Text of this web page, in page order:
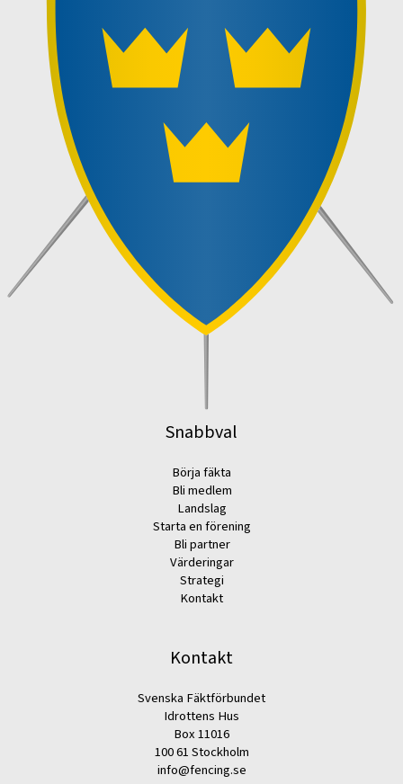
Snabbval
Börja fäkta
Bli medlem
Landslag
Starta en förening
Bli partner
Värderingar
Strategi
Kontakt
Kontakt
Svenska Fäktförbundet
Idrottens Hus
Box 11016
100 61 Stockholm
info@fencing.se